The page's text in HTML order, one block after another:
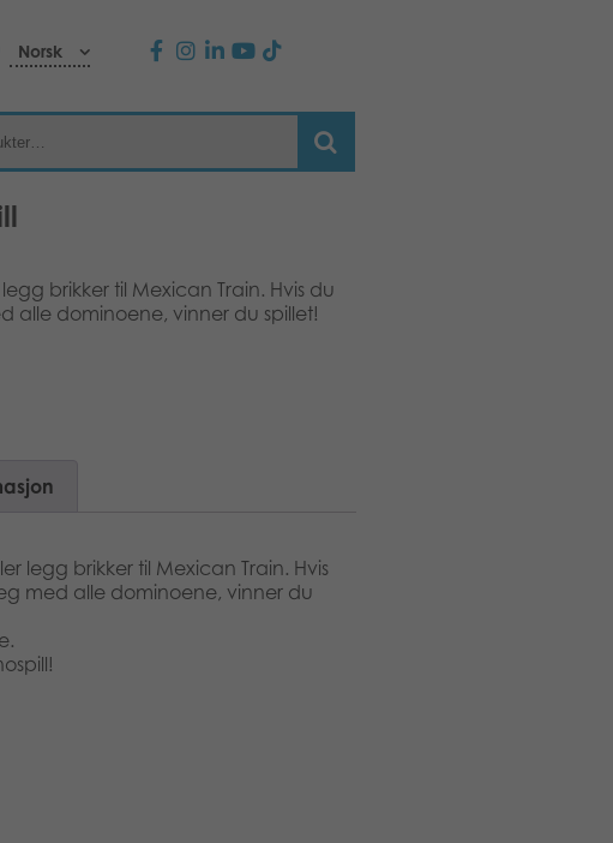
Norsk
brikker til Mexican Train. Hvis du
alle dominoene, vinner du spillet!
legg brikker til Mexican Train. Hvis
med alle dominoene, vinner du